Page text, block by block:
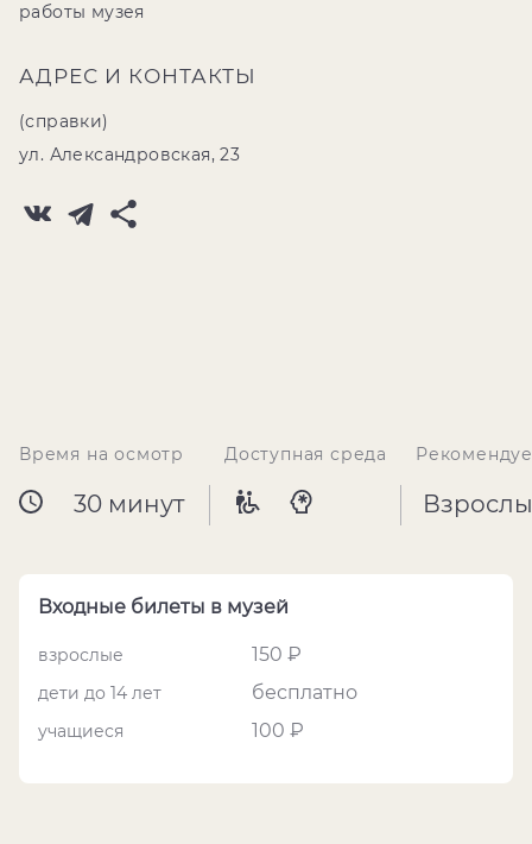
работы музея
АДРЕС И КОНТАКТЫ
(справки)
ул. Александровская, 23
Время на осмотр
30 минут
Доступная среда
Входные билеты в музей
взрослые 150 ₽
дети до 14 лет бесплатно
учащиеся 100 ₽